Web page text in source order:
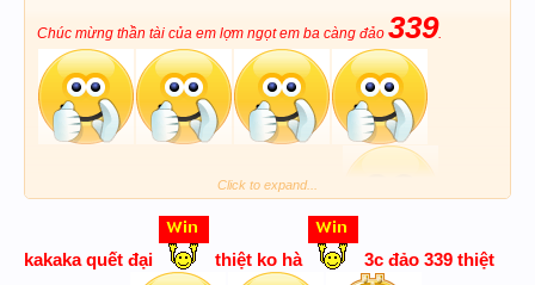
...nhưng không biết chiều KQXS có hay
không...
...HÊN XUI...
ĐỒNG NAI - CẦN THƠ
ĐẠI CỒ LÔ
Chúc mừng thần tài của em lợm ngọt em ba càng đảo 339.
Phục Anh quá. Quết đại mà trúng bự không hà
Click to expand...
kakaka quết đại thiệt ko hà 3c đảo 339 thiệt